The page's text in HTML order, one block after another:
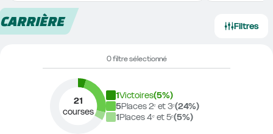
CARRIÈRE Filtres
0 filtre sélectionné
21
courses
1Victoires(5%)
5Places 2ᵉ et 3ᵉ(24%)
1Places 4ᵉ et 5ᵉ(5%)